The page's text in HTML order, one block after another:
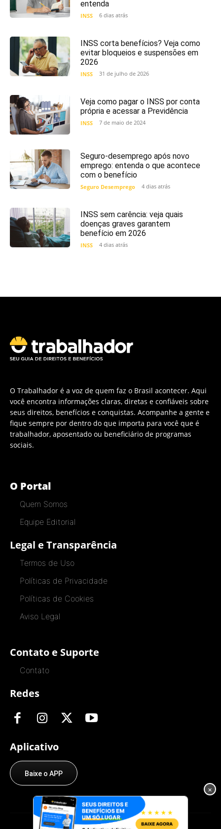
entenda
INSS 6 dias atrás
INSS corta benefícios? Veja como
evitar bloqueios e suspensões em
2026
INSS 31 de julho de 2026
Veja como pagar o INSS por conta
própria e acessar a Previdência
INSS 7 de maio de 2024
Seguro-desemprego após novo
emprego: entenda o que acontece
com o benefício
Seguro Desemprego 4 dias atrás
INSS sem carência: veja quais
doenças graves garantem
benefício em 2026
INSS 4 dias atrás
O Trabalhador é a voz de quem faz o Brasil acontecer. Aqui
você encontra informações claras, diretas e confiáveis sobre
seus direitos, benefícios e conquistas. Acompanhe a gente e
fique sempre por dentro do que importa para você que é
trabalhador, aposentado ou beneficiário de programas
sociais.
O Portal
Quem Somos
Equipe Editorial
Legal e Transparência
Termos de Uso
Políticas de Privacidade
Políticas de Cookies
Aviso Legal
Contato e Suporte
Contato
Redes
Aplicativo
Baixe o APP
×